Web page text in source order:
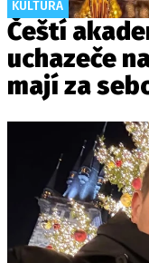
KULTURA
Čeští
uchazeče
mají za